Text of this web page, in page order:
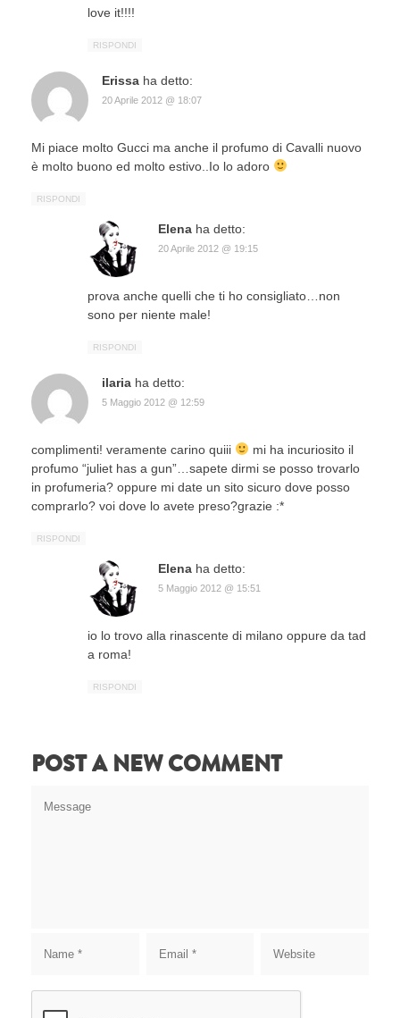
love it!!!!
RISPONDI
Erissa ha detto:
20 Aprile 2012 @ 18:07
Mi piace molto Gucci ma anche il profumo di Cavalli nuovo
è molto buono ed molto estivo..Io lo adoro
RISPONDI
Elena ha detto:
20 Aprile 2012 @ 19:15
prova anche quelli che ti ho consigliato…non
sono per niente male!
RISPONDI
ilaria ha detto:
5 Maggio 2012 @ 12:59
complimenti! veramente carino quiii
mi ha incuriosito il
profumo “juliet has a gun”…sapete dirmi se posso trovarlo
in profumeria? oppure mi date un sito sicuro dove posso
comprarlo? voi dove lo avete preso?grazie :*
RISPONDI
Elena ha detto:
5 Maggio 2012 @ 15:51
io lo trovo alla rinascente di milano oppure da tad
a roma!
RISPONDI
POST A NEW COMMENT